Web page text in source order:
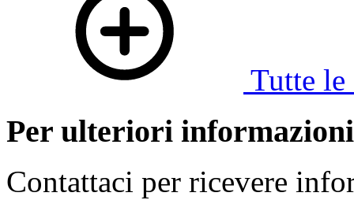
Tutte le
Per ulteriori informazioni
Contattaci per ricevere